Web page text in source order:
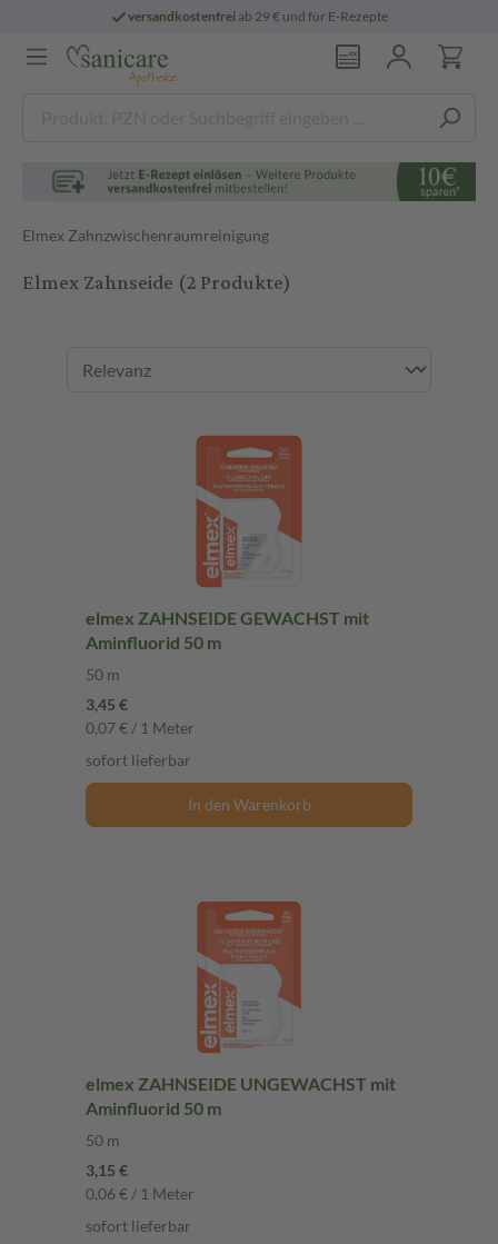
versandkostenfreiab 29 € und für E-Rezepte
Elmex Zahnzwischenraumreinigung
Elmex Zahnseide (2 Produkte)
elmex ZAHNSEIDE GEWACHST mit
Aminfluorid 50 m
50 m
3,45 €
0,07 € / 1 Meter
sofort lieferbar
In den Warenkorb
elmex ZAHNSEIDE UNGEWACHST mit
Aminfluorid 50 m
50 m
3,15 €
0,06 € / 1 Meter
sofort lieferbar